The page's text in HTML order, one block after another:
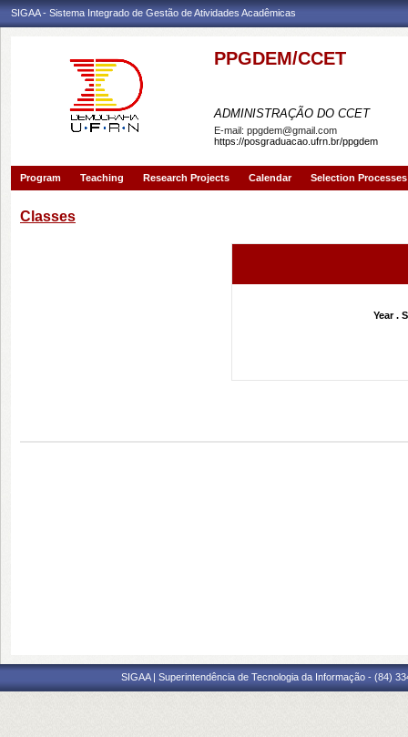
SIGAA - Sistema Integrado de Gestão de Atividades Acadêmicas
PPGDEM/CCET
ADMINISTRAÇÃO DO CCET
E-mail: ppgdem@gmail.com
https://posgraduacao.ufrn.br/ppgdem
Program Teaching Research Projects Calendar Selection Processes
Classes
Year .
SIGAA | Superintendência de Tecnologia da Informação - (84)